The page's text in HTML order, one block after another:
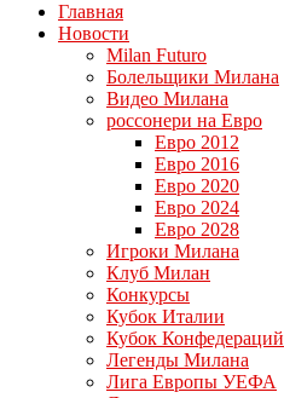
Главная
Новости
Milan Futuro
Болельщики Милана
Видео Милана
россонери на Евро
Евро 2012
Евро 2016
Евро 2020
Евро 2024
Евро 2028
Игроки Милана
Клуб Милан
Конкурсы
Кубок Италии
Кубок Конфедераций
Легенды Милана
Лига Европы УЕФА